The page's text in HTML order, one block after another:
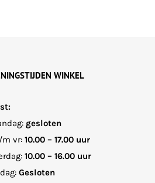
WINKEL
gesloten
vr: 10.00 – 17.00 uur
10.00 – 16.00 uur
Gesloten